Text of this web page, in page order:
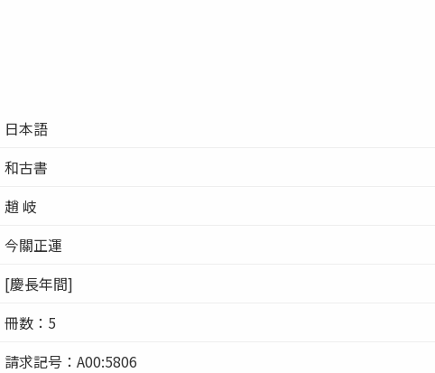
日本語
和古書
趙 岐
今關正運
[慶長年間]
冊数：5
請求記号：A00:5806